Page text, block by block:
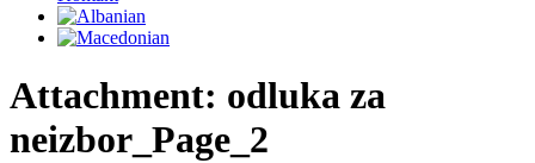
Attachment: odluka za
neizbor_Page_2